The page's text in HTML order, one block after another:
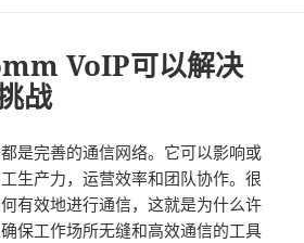
VoIP可以解决
战
是完善的通信网络。它可以影响或
生产力，运营效率和团队协作。很
有效地进行通信，这就是为什么许
保工作场所无缝和高效通信的工具